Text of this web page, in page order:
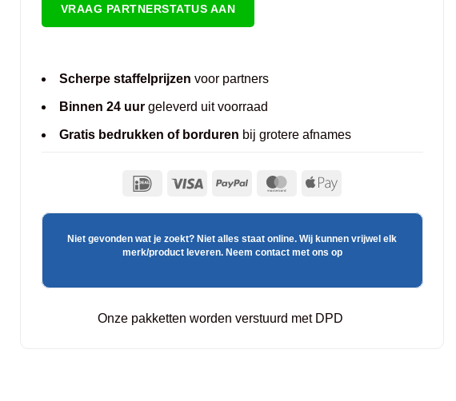
VRAAG PARTNERSTATUS AAN
Scherpe staffelprijzen voor partners
Binnen 24 uurgeleverd uit voorraad
Gratis bedrukken of borduren bij grotere afnames
Niet gevonden wat je zoekt? Niet alles staat online. Wij kunnen vrijwel elk
merk/product leveren. Neem contact met ons op
Onze pakketten worden verstuurd met DPD